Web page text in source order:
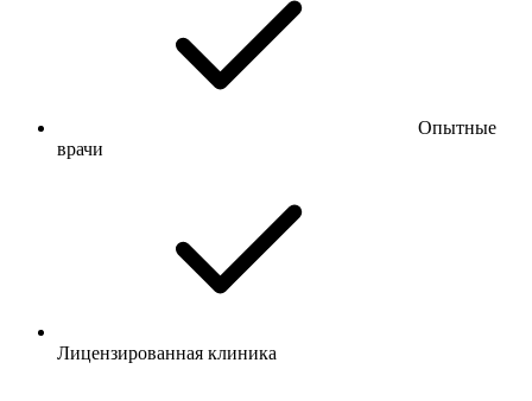
Опытные
врачи
Лицензированная клиника